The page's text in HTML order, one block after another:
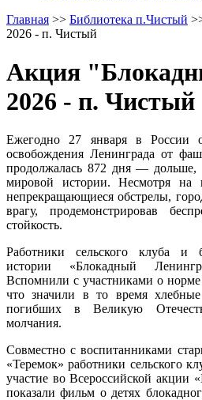
Главная >> Библиотека п.Чистый
2026 - п. Чистый
Акция
2026 - п. Чистый
Ежегодно 27 января в России
освобождения Ленинграда от
продолжалась 872 дня — дольше,
мировой истории. Несмотря
непрекращающиеся обстрелы,
врагу, продемонстрировав
стойкость.
Работники сельского клуба и
истории «Блокадный
Вспомнили с участниками о норме
что значили в то время
погибших в Великую
молчания.
Совместно с воспитанниками
«Теремок» работники сельского
участие во Всероссийской акции
показали фильм о детях